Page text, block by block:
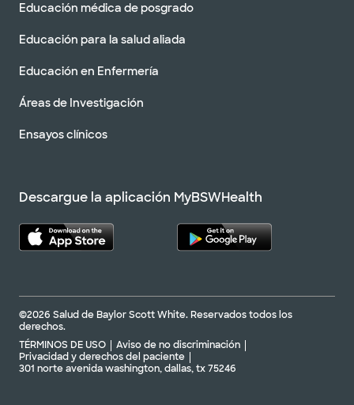
Educación médica de posgrado
Educación para la salud aliada
Educación en Enfermería
Áreas de Investigación
Ensayos clínicos
Descargue la aplicación MyBSWHealth
©2026 Salud de Baylor Scott White. Reservados todos los
derechos.
TÉRMINOS DE USO
Aviso de no discriminación
Privacidad y derechos del paciente
301 norte avenida washington, dallas, tx 75246